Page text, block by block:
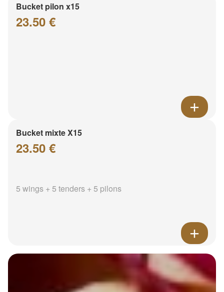
Bucket pilon x15
23.50 €
Bucket mixte X15
23.50 €
5 wings + 5 tenders + 5 pilons